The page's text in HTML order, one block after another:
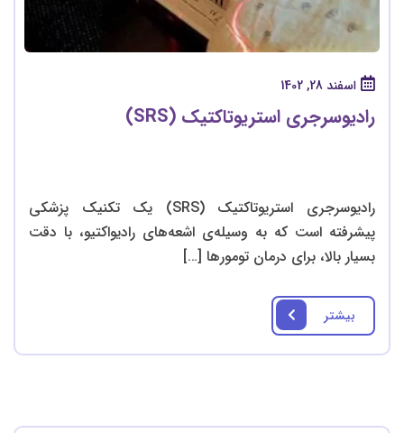
اسفند 28, 1402
رادیوسرجری استریوتاکتیک (SRS)
رادیوسرجری استریوتاکتیک (SRS) یک تکنیک پزشکی
پیشرفته است که به وسیله‌ی اشعه‌های رادیواکتیو، با دقت
بسیار بالا، برای درمان تومورها […]
بیشتر